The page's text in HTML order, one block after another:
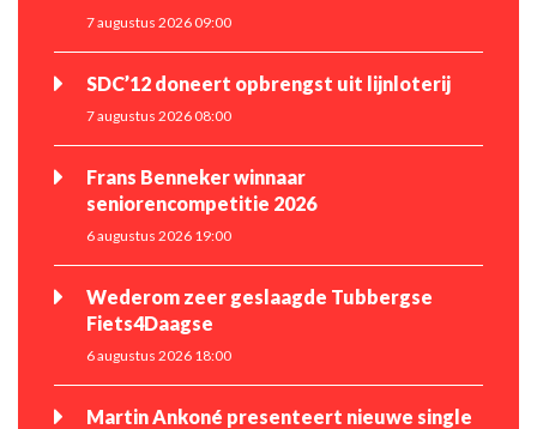
7 augustus 2026 09:00
SDC’12 doneert opbrengst uit lijnloterij
7 augustus 2026 08:00
Frans Benneker winnaar
seniorencompetitie 2026
6 augustus 2026 19:00
Wederom zeer geslaagde Tubbergse
Fiets4Daagse
6 augustus 2026 18:00
Martin Ankoné presenteert nieuwe single